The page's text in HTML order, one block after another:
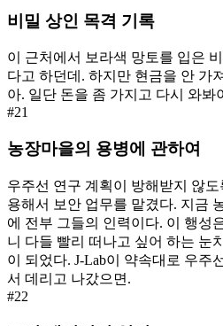
비밀 상인 목격 기록
이 근처에서 보라색 망토를 입은
다고 하던데. 하지만 현금을 안 가
아. 일단 돈을 좀 가지고 다시 와봐
#21
농장마을의 용병에 관하여
우주선 연구 계획이 방해받지 않도
용해서 보안 업무를 맡겼다. 지금
에 전부 그들의 인력이다. 이 행성
니 다들 빨리 떠나고 싶어 하는 눈
이 되었다. J-Lab이 약속대로 우주
서 데리고 나갔으면.
#22